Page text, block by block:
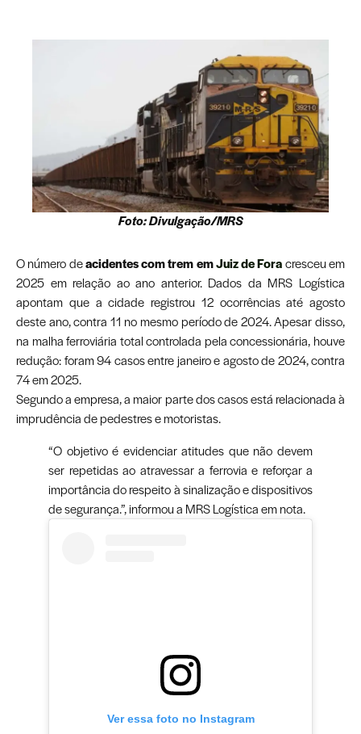
Foto: Divulgação/MRS
O número deacidentes com trem emJuiz de Foracresceu em
2025 em relação ao ano anterior. Dados da MRS Logística
apontam que a cidade registrou 12 ocorrências até agosto
deste ano, contra 11 no mesmo período de 2024. Apesar disso,
na malha ferroviária total controlada pela concessionária, houve
redução: foram 94 casos entre janeiro e agosto de 2024, contra
74 em 2025.
Segundo a empresa, a maior parte dos casos está relacionada à
imprudência de pedestres e motoristas.
“O objetivo é evidenciar atitudes que não devem
ser repetidas ao atravessar a ferrovia e reforçar a
importância do respeito à sinalização e dispositivos
de segurança.”, informou a MRS Logística em nota.
Ver essa foto no Instagram